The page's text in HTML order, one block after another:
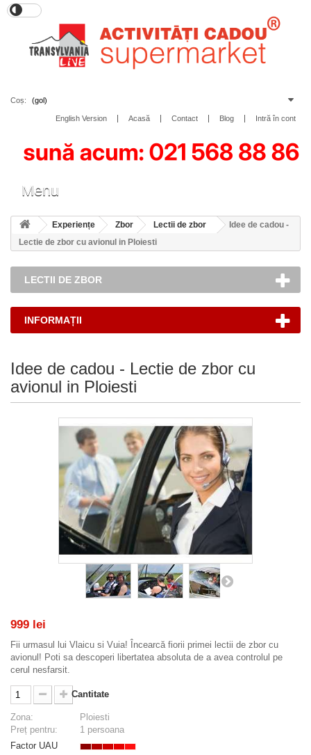
Coș: (gol)
Intră în cont
Blog
Contact
Acasă
English Version
Menu
Experiențe Zbor Lectii de zbor
Idee de cadou -
Lectie de zbor cu avionul in Ploiesti
LECTII DE ZBOR
INFORMAȚII
Idee de cadou - Lectie de zbor cu
avionul in Ploiesti
999 lei
Fii urmasul lui Vlaicu si Vuia! Încearcă fiorii primei lectii de zbor cu
avionul! Poti sa descoperi libertatea absoluta de a avea controlul pe
cerul nesfarsit.
Cantitate
Zona:
Ploiesti
Preț pentru:
1 persoana
Factor UAU